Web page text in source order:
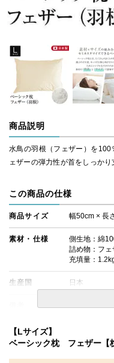
商品説明
水鳥の羽根（フェザー）を
ェザーの弾力性が首をしっかり
この商品の仕様
商品サイズ 幅50cm × 長
素材・仕様
側生地：綿
詰め物：フェ
充填量：
生産国 日本
※ロットによ
【Lサイズ】
ベーシック枕 フェザー【